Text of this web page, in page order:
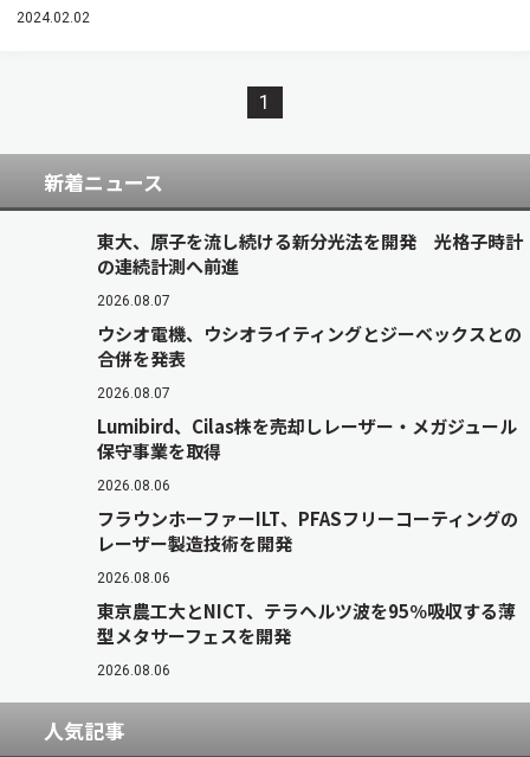
2024.02.02
1
新着ニュース
東大、原子を流し続ける新分光法を開発 光格子時計
の連続計測へ前進
2026.08.07
ウシオ電機、ウシオライティングとジーベックスとの
合併を発表
2026.08.07
Lumibird、Cilas株を売却しレーザー・メガジュール
保守事業を取得
2026.08.06
フラウンホーファーILT、PFASフリーコーティングの
レーザー製造技術を開発
2026.08.06
東京農工大とNICT、テラヘルツ波を95％吸収する薄
型メタサーフェスを開発
2026.08.06
人気記事